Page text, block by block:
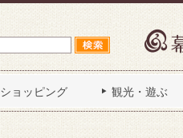
ショッピング 観光・遊ぶ